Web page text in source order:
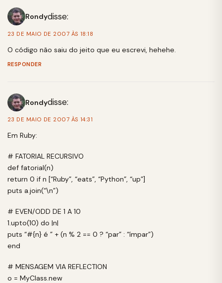
Rondydisse:
23 DE MAIO DE 2007 ÀS 18:18
O código não saiu do jeito que eu escrevi, hehehe.
RESPONDER
Rondydisse:
23 DE MAIO DE 2007 ÀS 14:31
Em Ruby:
# FATORIAL RECURSIVO
def fatorial(n)
return 0 if n [“Ruby”, “eats”, “Python”, “up”]
puts a.join(“\n”)
# EVEN/ODD DE 1 A 10
1.upto(10) do |n|
puts “#{n} é ” + (n % 2 == 0 ? “par” : “ímpar”)
end
# MENSAGEM VIA REFLECTION
o = MyClass.new